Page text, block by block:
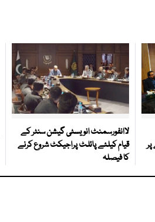
لاانفورسمنٹ انویسٹی گیشن سنٹر کے
قیام کیلئے پائلٹ پراجیکٹ شروع کرنے
کا فیصلہ